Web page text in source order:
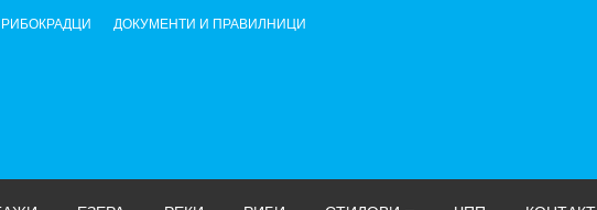
ДОКУМЕНТИ И ПРАВИЛНИЦИ